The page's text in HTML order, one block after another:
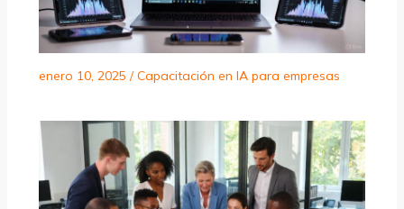
enero 10, 2025 /Capacitación en IA para empresas